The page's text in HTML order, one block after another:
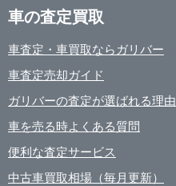
車の査定買取
車査定・車買取ならガリバー
車査定売却ガイド
ガリバーの査定が選ばれる理由
車を売る時よくある質問
便利な査定サービス
中古車買取相場（毎月更新）